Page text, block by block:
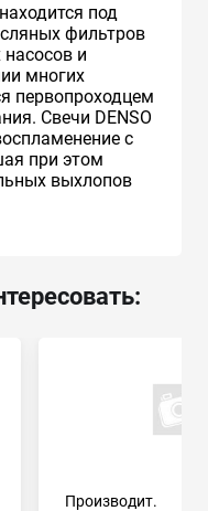
под
фильтров
и
многих
первопроходцем
Свечи DENSO
с
при этом
выхлопов
Производит.